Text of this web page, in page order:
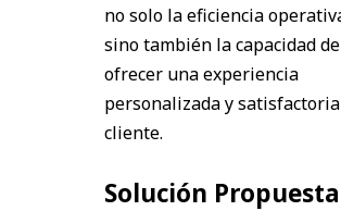
no solo la eficiencia
sino también la capacidad de
ofrecer una experiencia
personalizada y
cliente.
Solución Propuesta